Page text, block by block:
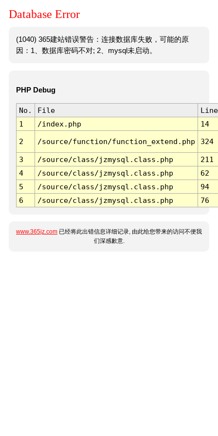
Database Error
(1040) 365建站错误警告：连接数据库失败，可能的原
因：1、数据库密码不对; 2、mysql未启动。
PHP Debug
No. File
Line
1
/index.php 14
2 /source/function/function_extend.php 324
3 /source/class/jzmysql.class.php
211
4
/source/class/jzmysql.class.php
62
5
/source/class/jzmysql.class.php
94
6
/source/class/jzmysql.class.php 76
www.365jz.com 已经将此出错信息详细记录, 由此给您带来的访问不便我
们深感歉意.